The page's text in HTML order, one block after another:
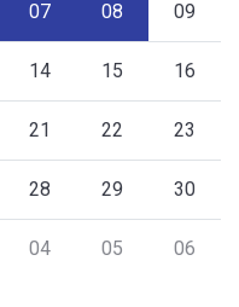
07 08 09
14 15 16
21 22 23
28 29 30
04 05 06